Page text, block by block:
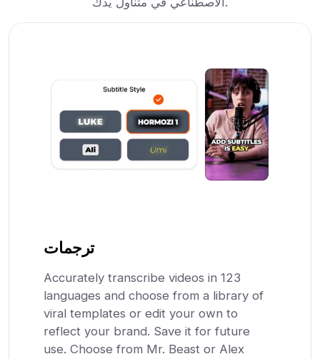
ترجمات
Accurately transcribe videos in 123
languages and choose from a library of
viral templates or edit your own to
reflect your brand. Save it for future
use. Choose from Mr. Beast or Alex